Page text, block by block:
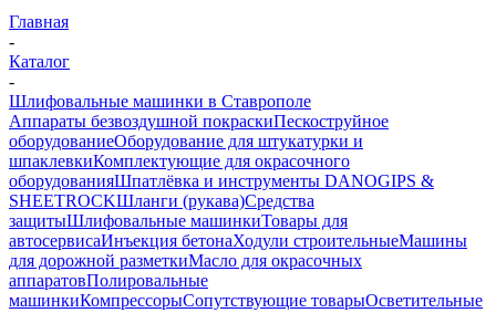
Главная
-
Каталог
-
Шлифовальные машинки в Ставрополе
Аппараты безвоздушной покраскиПескоструйное
оборудованиеОборудование для штукатурки и
шпаклевкиКомплектующие для окрасочного
оборудованияШпатлёвка и инструменты DANOGIPS &
SHEETROCKШланги (рукава)Средства
защитыШлифовальные машинкиТовары для
автосервисаИнъекция бетонаХодули строительныеМашины
для дорожной разметкиМасло для окрасочных
аппаратовПолировальные
машинкиКомпрессорыСопутствующие товарыОсветительные